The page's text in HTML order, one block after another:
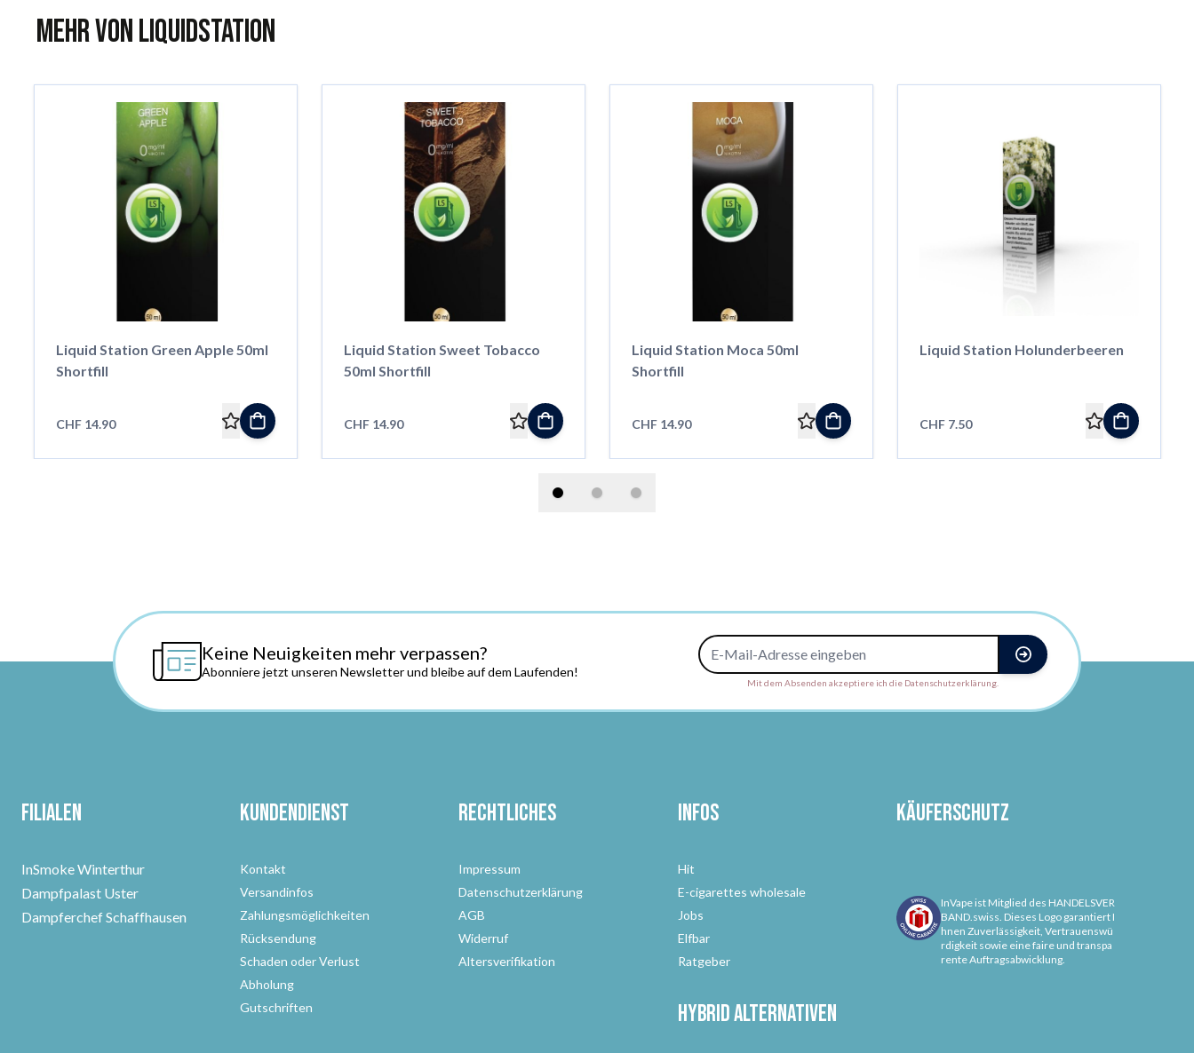
Mehr von Liquidstation
Liquid Station Green Apple 50ml
Shortfill
CHF 14.90
Liquid Station Sweet Tobacco
50ml Shortfill
CHF 14.90
Liquid Station Moca 50ml
Shortfill
CHF 14.90
Liquid Station Holunderbeeren
CHF 7.50
Keine Neuigkeiten mehr verpassen?
Abonniere jetzt unseren Newsletter und bleibe auf dem Laufenden!
E-Mail-Adresse
Mit dem Absenden akzeptiere ich die Datenschutzerklärung.
Filialen
InSmoke Winterthur
Dampfpalast Uster
Dampferchef Schaffhausen
Kundendienst
Kontakt
Versandinfos
Zahlungsmöglichkeiten
Rücksendung
Schaden oder Verlust
Abholung
Gutschriften
Rechtliches
Impressum
Datenschutzerklärung
AGB
Widerruf
Altersverifikation
Infos
Hit
E-cigarettes wholesale
Jobs
Elfbar
Ratgeber
Hybrid Alternativen
Käuferschutz
InVape ist Mitglied des HANDELSVER
BAND.swiss. Dieses Logo garantiert I
hnen Zuverlässigkeit, Vertrauenswü
rdigkeit sowie eine faire und transpa
rente Auftragsabwicklung.